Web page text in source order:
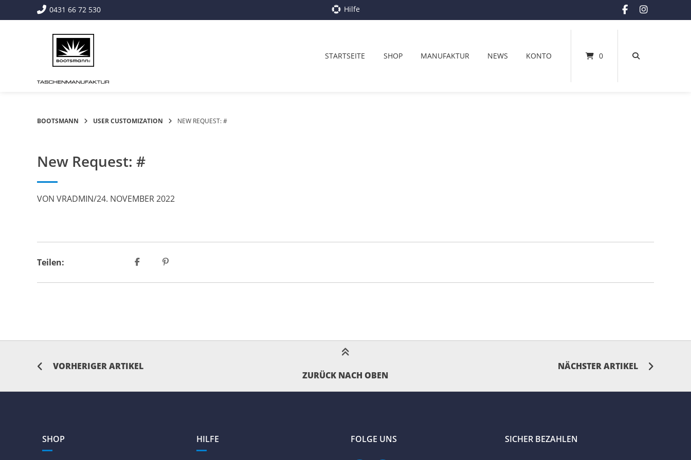
zum
0431 66 72 530 Hilfe
STARTSEITE SHOP MANUFAKTUR NEWS KONTO 0
BOOTSMANN USER CUSTOMIZATION NEW REQUEST: #
New Request: #
VON VRADMIN/24. NOVEMBER 2022
Teilen:
VORHERIGER ARTIKEL
NÄCHSTER ARTIKEL
ZURÜCK NACH OBEN
SHOP HILFE FOLGE UNS SICHER BEZAHLEN